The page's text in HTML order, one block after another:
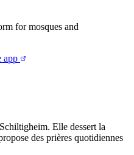
for mosques and
app
Elle dessert la
des prières quotidiennes